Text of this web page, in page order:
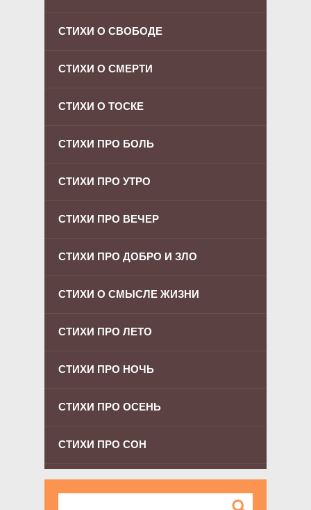
СТИХИ О СВОБОДЕ
СТИХИ О СМЕРТИ
СТИХИ О ТОСКЕ
СТИХИ ПРО БОЛЬ
СТИХИ ПРО УТРО
СТИХИ ПРО ВЕЧЕР
СТИХИ ПРО ДОБРО И ЗЛО
СТИХИ О СМЫСЛЕ ЖИЗНИ
СТИХИ ПРО ЛЕТО
СТИХИ ПРО НОЧЬ
СТИХИ ПРО ОСЕНЬ
СТИХИ ПРО СОН